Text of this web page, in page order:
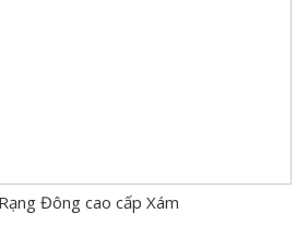
Đông cao cấp Xám